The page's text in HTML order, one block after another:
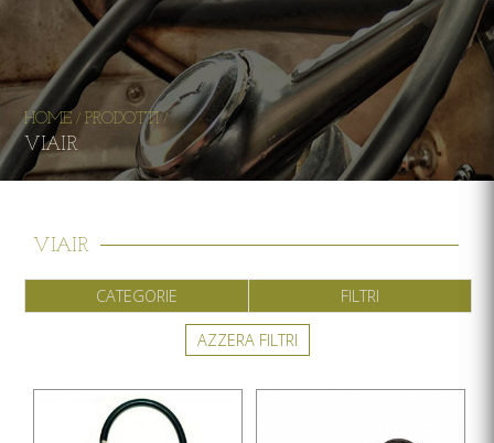
HOME /PRODOTTI /
VIAIR
VIAIR
CATEGORIE FILTRI
AZZERA FILTRI